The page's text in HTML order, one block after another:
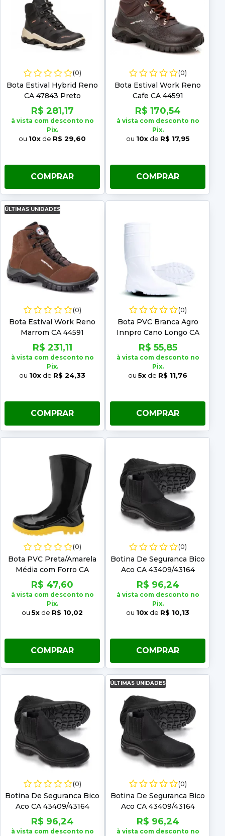
(0)
Bota Estival Hybrid Reno
CA 47843 Preto
R$ 281,17
à vista com desconto no
Pix.
ou 10x de R$ 29,60
COMPRAR
(0)
Bota Estival Work Reno
Cafe CA 44591
R$ 170,54
à vista com desconto no
Pix.
ou 10xde R$ 17,95
COMPRAR
ÚLTIMAS UNIDADES
(0)
Bota Estival Work Reno
Marrom CA 44591
R$ 231,11
à vista com desconto no
Pix.
ou 10x de R$ 24,33
COMPRAR
(0)
Bota PVC Branca Agro
Innpro Cano Longo CA
36026
R$ 55,85
à vista com desconto no
Pix.
ou 5x de R$ 11,76
COMPRAR
(0)
Bota PVC Preta/Amarela
Média com Forro CA
42291 Marluvas Número:
35
R$ 47,60
à vista com desconto no
Pix.
ou 5x de R$ 10,02
COMPRAR
(0)
Botina De Seguranca Bico
Aco CA 43409/43164
Marluvas Numero: 37
R$ 96,24
à vista com desconto no
Pix.
ou 10x de R$ 10,13
COMPRAR
(0)
Botina De Seguranca Bico
Aco CA 43409/43164
Marluvas Numero: 38
R$ 96,24
à vista com desconto no
ÚLTIMAS UNIDADES
(0)
Botina De Seguranca Bico
Aco CA 43409/43164
Marluvas Numero: 39
R$ 96,24
à vista com desconto no